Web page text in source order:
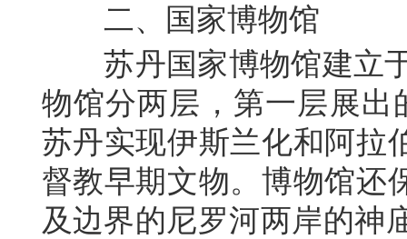
二、
国家博物馆
苏丹国家博物馆建立
物馆分两层，第一层展
苏丹实现伊斯兰化和阿拉
督教早期文物。博物馆还
及边界的尼罗河两岸的神